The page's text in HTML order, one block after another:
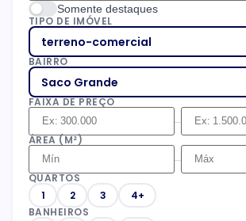
Somente destaques
TIPO DE IMÓVEL
terreno-comercial
BAIRRO
Saco Grande
FAIXA DE PREÇO
–
ÁREA (M²)
–
QUARTOS
1
2 3
4+
BANHEIROS